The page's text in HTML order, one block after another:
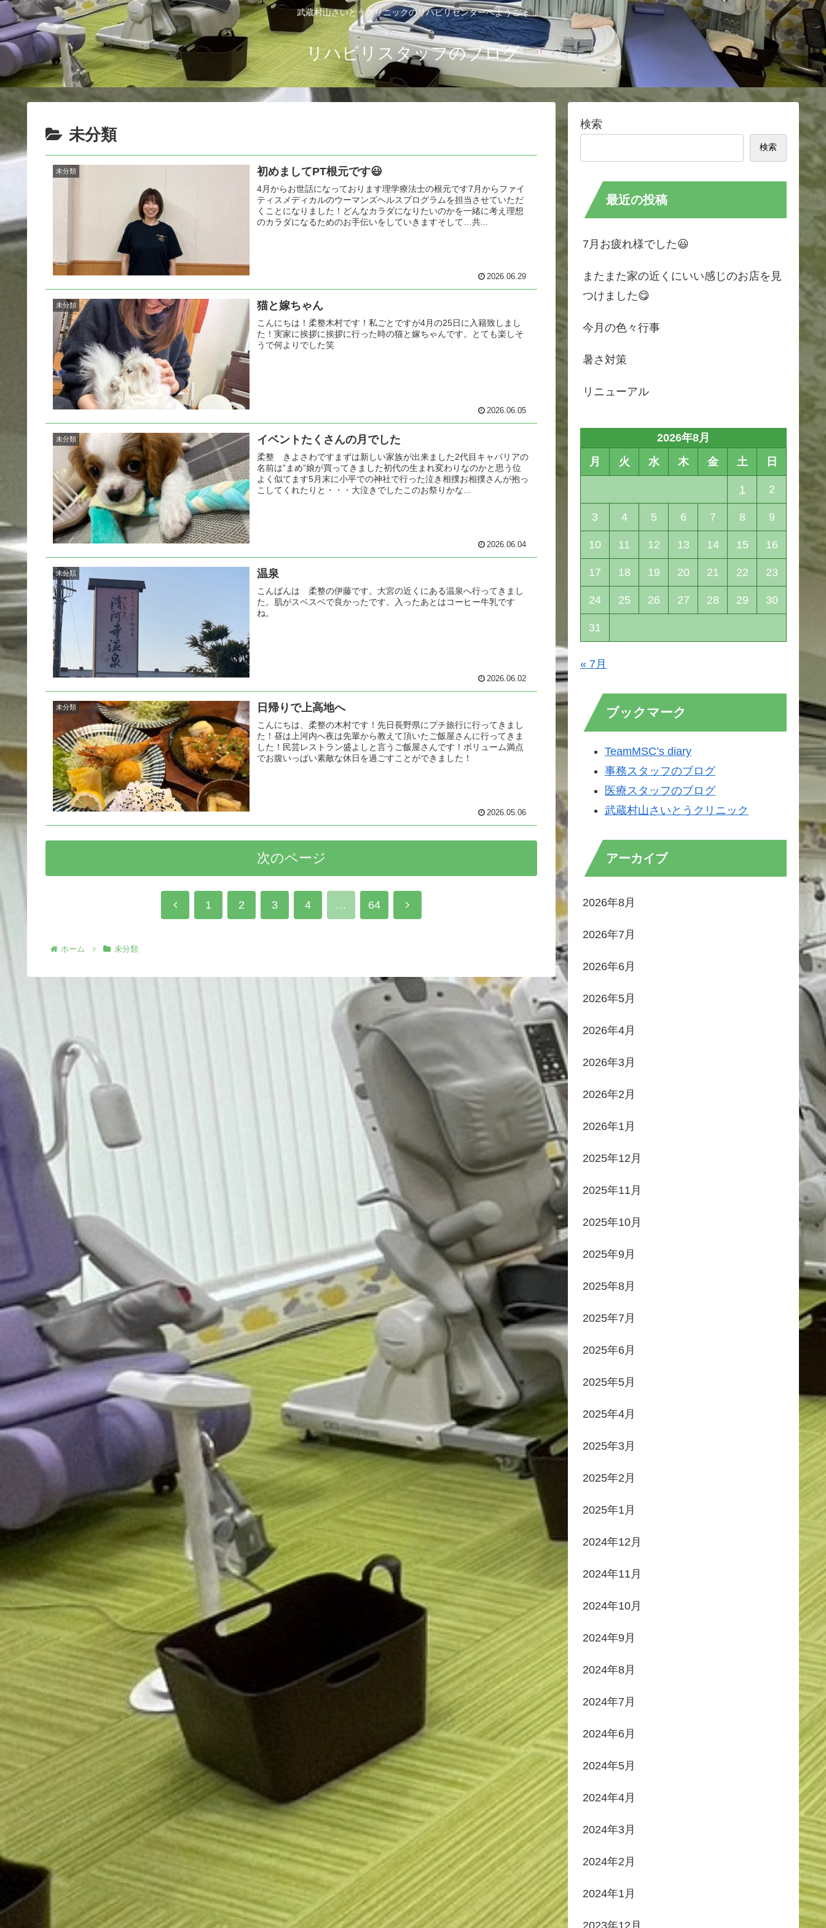
武蔵村山さいとうクリニックのリハビリセンターへようこそ
リハビリスタッフのブログ
未分類
未分類 初めましてPT根元です😃
4月からお世話になっております理学療法士の根元です7月からファイ
ティスメディカルのウーマンズヘルスプログラムを担当させていただ
くことになりました！どんなカラダになりたいのかを一緒に考え理想
のカラダになるためのお手伝いをしていきますそして…共...
2026.06.29
未分類 猫と嫁ちゃん
こんにちは！柔整木村です！私ごとですが4月の25日に入籍致しまし
た！実家に挨拶に挨拶に行った時の猫と嫁ちゃんです。とても楽しそ
うで何よりでした笑
2026.06.05
未分類 イベントたくさんの月でした
柔整 きよさわですまずは新しい家族が出来ました2代目キャバリアの
名前は”まめ”娘が買ってきました初代の生まれ変わりなのかと思う位
よく似てます5月末に小平での神社で行った泣き相撲お相撲さんが抱っ
こしてくれたりと・・・大泣きでしたこのお祭りかな...
2026.06.04
未分類 温泉
こんばんは 柔整の伊藤です。大宮の近くにある温泉へ行ってきまし
た。肌がスベスベで良かったです。入ったあとはコーヒー牛乳です
ね。
2026.06.02
未分類 日帰りで上高地へ
こんにちは、柔整の木村です！先日長野県にプチ旅行に行ってきまし
た！昼は上河内へ夜は先輩から教えて頂いたご飯屋さんに行ってきま
した！民芸レストラン盛よしと言うご飯屋さんです！ボリューム満点
でお腹いっぱい素敵な休日を過ごすことができました！
2026.05.06
次のページ
前 1 2 3 4 … 64 次
ホーム 未分類
検索
検索
最近の投稿
7月お疲れ様でした😃
またまた家の近くにいい感じのお店を見
つけました😋
今月の色々行事
暑さ対策
リニューアル
2026年8月
月
火 水 木 金 土 日
1 2
3 4 5 6 7 8 9
10 11 12 13 14 15 16
17 18 19 20 21 22 23
24 25 26 27 28 29 30
31
« 7月
ブックマーク
TeamMSC’s diary
事務スタッフのブログ
医療スタッフのブログ
武蔵村山さいとうクリニック
アーカイブ
2026年8月
2026年7月
2026年6月
2026年5月
2026年4月
2026年3月
2026年2月
2026年1月
2025年12月
2025年11月
2025年10月
2025年9月
2025年8月
2025年7月
2025年6月
2025年5月
2025年4月
2025年3月
2025年2月
2025年1月
2024年12月
2024年11月
2024年10月
2024年9月
2024年8月
2024年7月
2024年6月
2024年5月
2024年4月
2024年3月
2024年2月
2024年1月